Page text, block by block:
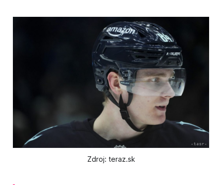
Zdroj: teraz.sk